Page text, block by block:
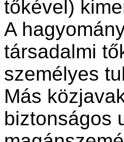
tőkével)
A
társadalmi
személyes
Más
biztonságos